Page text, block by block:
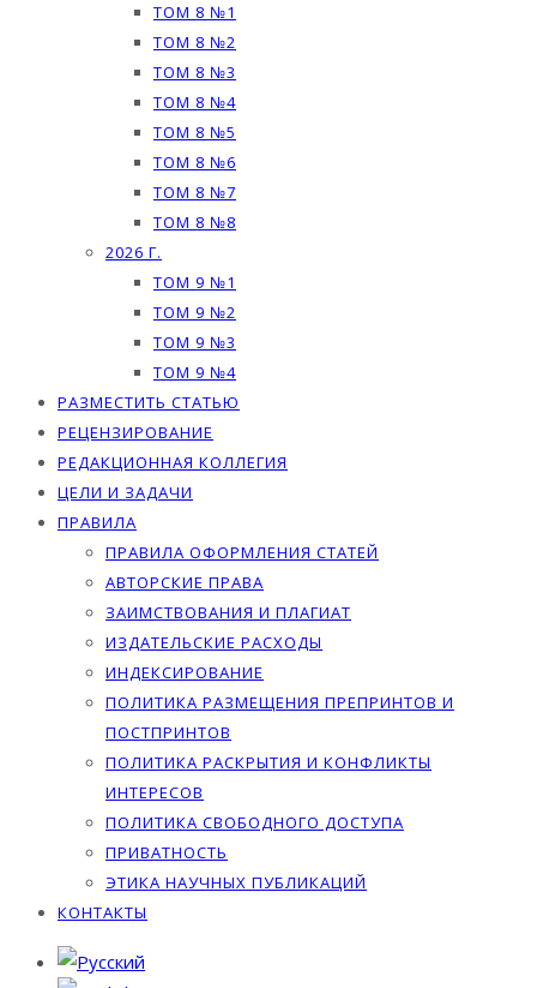
ТОМ 8 №1
ТОМ 8 №2
ТОМ 8 №3
ТОМ 8 №4
ТОМ 8 №5
ТОМ 8 №6
ТОМ 8 №7
ТОМ 8 №8
2026 Г.
ТОМ 9 №1
ТОМ 9 №2
ТОМ 9 №3
ТОМ 9 №4
РАЗМЕСТИТЬ СТАТЬЮ
РЕЦЕНЗИРОВАНИЕ
РЕДАКЦИОННАЯ КОЛЛЕГИЯ
ЦЕЛИ И ЗАДАЧИ
ПРАВИЛА
ПРАВИЛА ОФОРМЛЕНИЯ СТАТЕЙ
АВТОРСКИЕ ПРАВА
ЗАИМСТВОВАНИЯ И ПЛАГИАТ
ИЗДАТЕЛЬСКИЕ РАСХОДЫ
ИНДЕКСИРОВАНИЕ
ПОЛИТИКА РАЗМЕЩЕНИЯ ПРЕПРИНТОВ И
ПОСТПРИНТОВ
ПОЛИТИКА РАСКРЫТИЯ И КОНФЛИКТЫ
ИНТЕРЕСОВ
ПОЛИТИКА СВОБОДНОГО ДОСТУПА
ПРИВАТНОСТЬ
ЭТИКА НАУЧНЫХ ПУБЛИКАЦИЙ
КОНТАКТЫ